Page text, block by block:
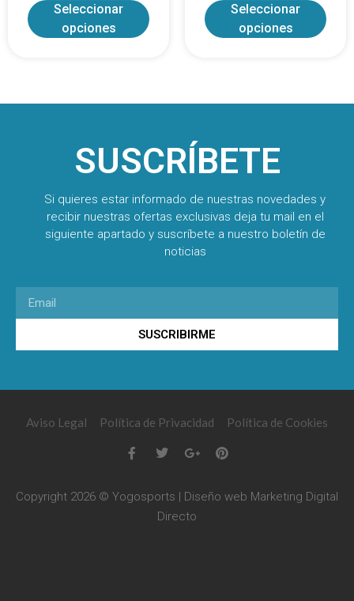
Seleccionar
opciones
Seleccionar
opciones
SUSCRÍBETE
Si quieres estar informado de nuestras novedades y
recibir nuestras ofertas exclusivas deja tu mail en el
siguiente apartado y suscríbete a nuestro boletín de
noticias
SUSCRIBIRME
Aviso Legal Política de Privacidad Política de Cookies
Copyright 2026 © Yogosports | Diseño web Marketing Digital
Directo